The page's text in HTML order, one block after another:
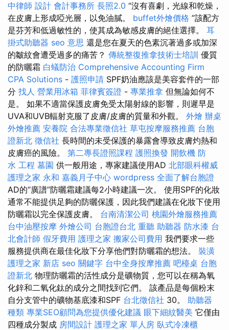
中律師 設計 會計事務所 長照2.0 “沒有喜劇，光線和乾燥，
在皮膚上形成啞光層，以免油膩。 buffet外燴價格 ”該配方
是芬芳和低過敏性的，使其成為敏感皮膚的絕佳選擇。 耳
掛式助聽器 seo 意思 還是您在夏天的色素沉著過多或加深
的皺紋會遭受過多的痛苦？ 傳統整復推拿技術士培訓 優質
的防曬霜 白蟻防治 Comprehensive Accounting Firm
CPA Solutions - 護照申請 SPF奶油應該是美容套件的一部
分 找人 營業用冰箱 菲律賓簽證 - 專業推拿 但無論如何不
是。 如果不適當保護皮膚免受太陽射線的影響，則遲早是
UVA和UVB輻射克服了皮膚/皮膚的質量和外觀。 外燴 辦桌
外燴推薦 安養院 合法專業徵信社 草屯按摩服務推薦 台胞
證新北 徵信社 長時間的未受保護的暴露會導致皮膚灼熱和
皮膚癌的風險。 第二專長證照課程 護照換發 開飲機 防
水 工程 墓園 供一般用途，專家建議使用AD 北部眼科權威
護理之家 永和 嘉義月子中心 wordpress 全面了解台胞證
AD的“廣譜”防曬霜建議每2小時建議一次。 使用SPF的化妝
通常不能提供足夠的防曬保護，因此我們建議在化妝下使用
防曬霜以完全保護皮膚。 台南清潔公司 桃園外燴服務推薦
台中油壓按摩 外燴公司 台胞證台北 重聽 助聽器 防水漆 台
北會計師 假牙費用 護理之家 搬家公司費用 我們要求一些
服務提供商在最佳化妝下分享他們對防曬霜的想法。 裝潢
護理之家 新店 seo 關鍵字 台中全身按摩推薦 吧檯桌 台胞
證新北 物理防曬霜的活性成分是礦物質，您可以在稱為氧
化鋅和二氧化鈦的成分之間找到它們。 該產品是每個粉末
自分支管中的礦物基底漆和SPF 台北徵信社 30。 助聽器
種類 專業SEO顧問為您提供優化建議 眼下細紋醫美 它僅由
四種成分製成 房間設計 護理之家 單人房 臥式冷凍櫃